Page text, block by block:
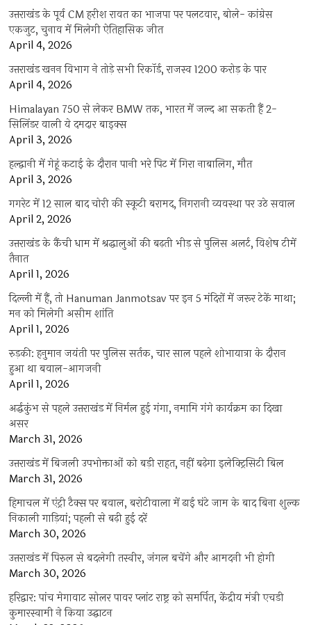
उत्तराखंड के पूर्व CM हरीश रावत का भाजपा पर पलटवार, बोले- कांग्रेस
एकजुट, चुनाव में मिलेगी ऐतिहासिक जीत
April 4, 2026
उत्तराखंड खनन विभाग ने तोड़े सभी रिकॉर्ड, राजस्व 1200 करोड़ के पार
April 4, 2026
Himalayan 750 से लेकर BMW तक, भारत में जल्द आ सकती हैं 2-
सिलिंडर वाली ये दमदार बाइक्स
April 3, 2026
हल्द्वानी में गेहूं कटाई के दौरान पानी भरे पिट में गिरा नाबालिग, मौत
April 3, 2026
गगरेट में 12 साल बाद चोरी की स्कूटी बरामद, निगरानी व्यवस्था पर उठे सवाल
April 2, 2026
उत्तराखंड के कैंची धाम में श्रद्धालुओं की बढ़ती भीड़ से पुलिस अलर्ट, विशेष टीमें
तैनात
April 1, 2026
दिल्ली में हैं, तो Hanuman Janmotsav पर इन 5 मंदिरों में जरूर टेकें माथा;
मन को मिलेगी असीम शांति
April 1, 2026
रुड़की: हनुमान जयंती पर पुलिस सर्तक, चार साल पहले शोभायात्रा के दौरान
हुआ था बवाल-आगजनी
April 1, 2026
अर्द्धकुंभ से पहले उत्तराखंड में निर्मल हुई गंगा, नमामि गंगे कार्यक्रम का दिखा
असर
March 31, 2026
उत्तराखंड में बिजली उपभोक्ताओं को बड़ी राहत, नहीं बढ़ेगा इलेक्ट्रिसिटी बिल
March 31, 2026
हिमाचल में एंट्री टैक्स पर बवाल, बरोटीवाला में ढाई घंटे जाम के बाद बिना शुल्क
निकाली गाड़ियां; पहली से बढ़ी हुई दरें
March 30, 2026
उत्तराखंड में पिरुल से बदलेगी तस्वीर, जंगल बचेंगे और आमदनी भी होगी
March 30, 2026
हरिद्वार: पांच मेगावाट सोलर पावर प्लांट राष्ट्र को समर्पित, केंद्रीय मंत्री एचडी
कुमारस्वामी ने किया उद्घाटन